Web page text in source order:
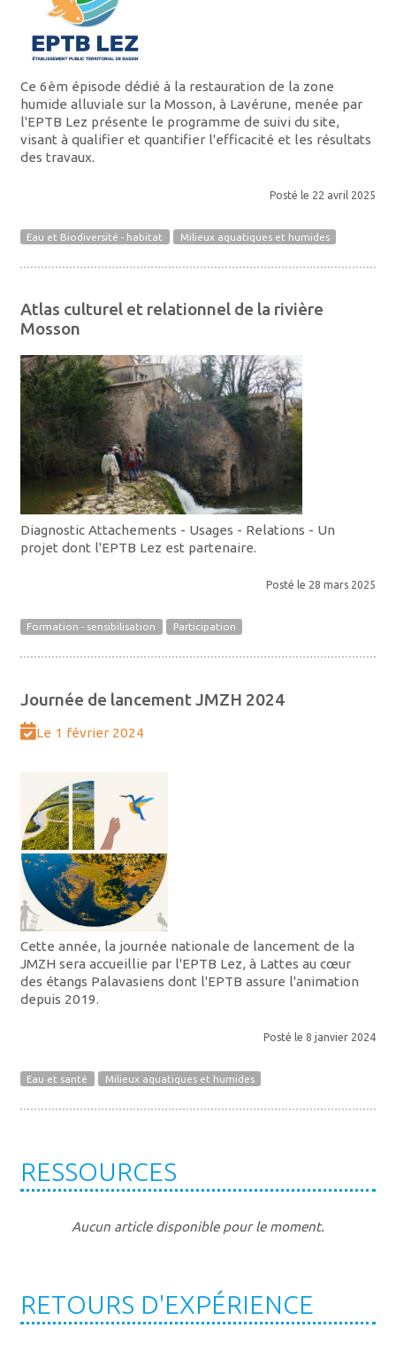
Ce 6èm épisode dédié à la restauration de la zone
humide alluviale sur la Mosson, à Lavérune, menée par
l'EPTB Lez présente le programme de suivi du site,
visant à qualifier et quantifier l'efficacité et les résultats
des travaux.
Posté le 22 avril 2025
Eau et Biodiversité - habitat Milieux aquatiques et humides
Atlas culturel et relationnel de la rivière
Mosson
Diagnostic Attachements - Usages - Relations - Un
projet dont l'EPTB Lez est partenaire.
Posté le 28 mars 2025
Formation - sensibilisation Participation
Journée de lancement JMZH 2024
Le 1 février 2024
Cette année, la journée nationale de lancement de la
JMZH sera accueillie par l'EPTB Lez, à Lattes au cœur
des étangs Palavasiens dont l'EPTB assure l'animation
depuis 2019.
Posté le 8 janvier 2024
Eau et santé Milieux aquatiques et humides
RESSOURCES
Aucun article disponible pour le moment.
RETOURS D'EXPÉRIENCE